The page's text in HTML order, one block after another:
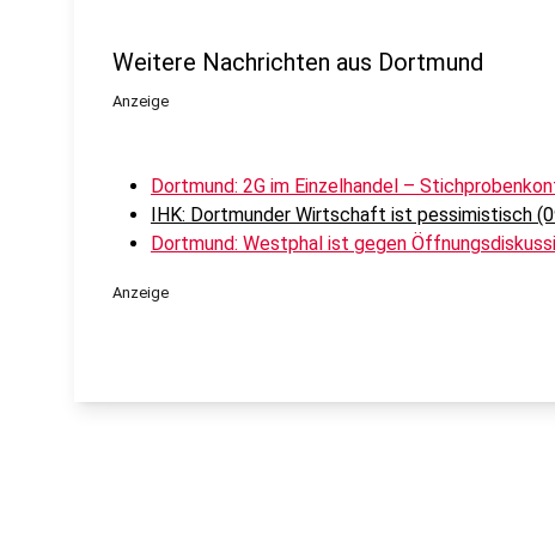
Weitere Nachrichten aus Dortmund
Anzeige
Dortmund: 2G im Einzelhandel –
IHK: Dortmunder Wirtschaft ist pessimistisch
Dortmund: Westphal ist gegen
Anzeige